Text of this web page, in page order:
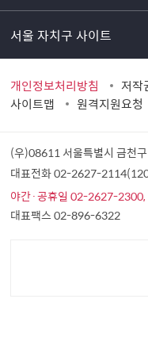
서울 자치구 사이트
개인정보처리방침 저작
사이트맵
원격지원요청
(우)08611 서울특별시 금천
대표전화 02-2627-
야간·공휴일 02-2627-
대표팩스 02-896-6322